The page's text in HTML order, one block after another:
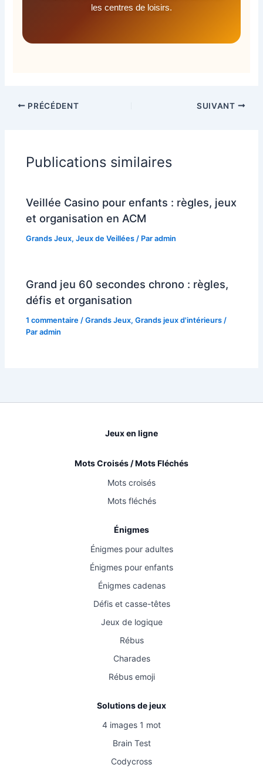
les centres de loisirs.
PRÉCÉDENT SUIVANT
Publications similaires
Veillée Casino pour enfants : règles, jeux
et organisation en ACM
Grands Jeux,Jeux de Veillées / Paradmin
Grand jeu 60 secondes chrono : règles,
défis et organisation
1 commentaire /Grands Jeux,Grands jeux d'intérieurs /
Paradmin
Jeux en ligne
Mots Croisés / Mots Fléchés
Mots croisés
Mots fléchés
Énigmes
Énigmes pour adultes
Énigmes pour enfants
Énigmes cadenas
Défis et casse-têtes
Jeux de logique
Rébus
Charades
Rébus emoji
Solutions de jeux
4 images 1 mot
Brain Test
Codycross